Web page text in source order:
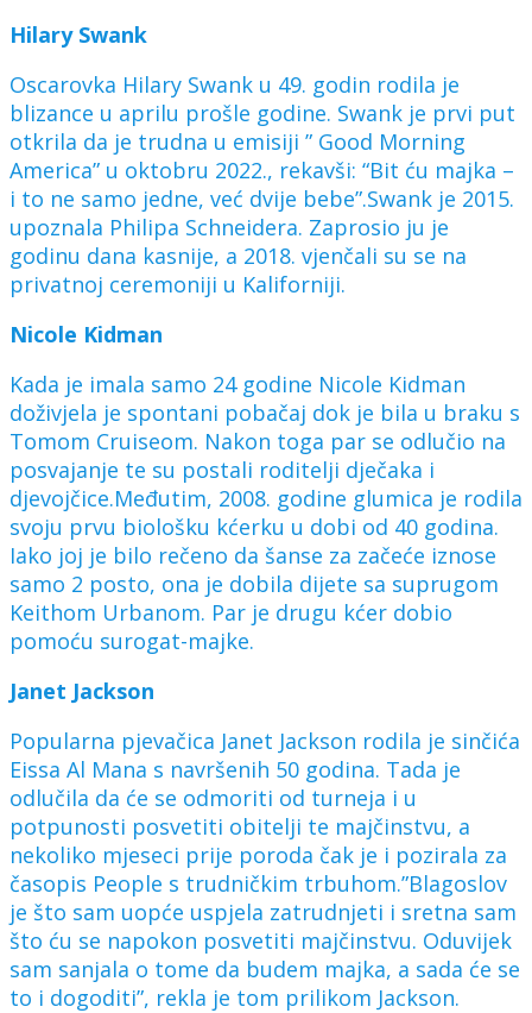
Hilary Swank
Oscarovka Hilary Swank u 49. godin rodila je
blizance u aprilu prošle godine. Swank je prvi put
otkrila da je trudna u emisiji ” Good Morning
America” u oktobru 2022., rekavši: “Bit ću majka –
i to ne samo jedne, već dvije bebe”.Swank je 2015.
upoznala Philipa Schneidera. Zaprosio ju je
godinu dana kasnije, a 2018. vjenčali su se na
privatnoj ceremoniji u Kaliforniji.
Nicole Kidman
Kada je imala samo 24 godine Nicole Kidman
doživjela je spontani pobačaj dok je bila u braku s
Tomom Cruiseom. Nakon toga par se odlučio na
posvajanje te su postali roditelji dječaka i
djevojčice.Međutim, 2008. godine glumica je rodila
svoju prvu biološku kćerku u dobi od 40 godina.
Iako joj je bilo rečeno da šanse za začeće iznose
samo 2 posto, ona je dobila dijete sa suprugom
Keithom Urbanom. Par je drugu kćer dobio
pomoću surogat-majke.
Janet Jackson
Popularna pjevačica Janet Jackson rodila je sinčića
Eissa Al Mana s navršenih 50 godina. Tada je
odlučila da će se odmoriti od turneja i u
potpunosti posvetiti obitelji te majčinstvu, a
nekoliko mjeseci prije poroda čak je i pozirala za
časopis People s trudničkim trbuhom.”Blagoslov
je što sam uopće uspjela zatrudnjeti i sretna sam
što ću se napokon posvetiti majčinstvu. Oduvijek
sam sanjala o tome da budem majka, a sada će se
to i dogoditi”, rekla je tom prilikom Jackson.